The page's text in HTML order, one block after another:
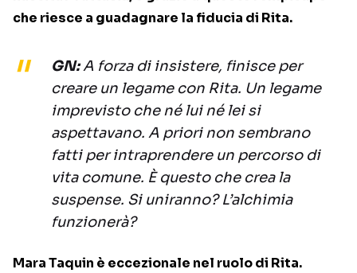
che riesce a guadagnare la fiducia di Rita.
GN:A forza di insistere, finisce per
creare un legame con Rita. Un legame
imprevisto che né lui né lei si
aspettavano. A priori non sembrano
fatti per intraprendere un percorso di
vita comune. È questo che crea la
suspense. Si uniranno? L’alchimia
funzionerà?
Mara Taquin è eccezionale nel ruolo di Rita.